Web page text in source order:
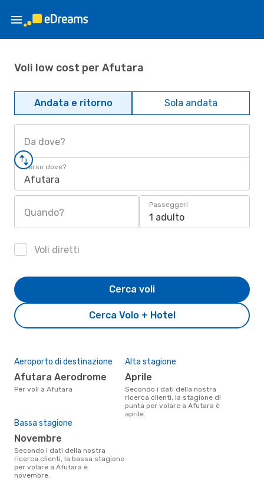
Voli low cost per Afutara
Andata e ritorno Sola andata
Da dove?
Verso dove?
Afutara
Quando?
Passeggeri
1 adulto
Voli diretti
Cerca Volo + Hotel
Cerca voli
Aeroporto di destinazione
Afutara Aerodrome
Per voli a Afutara
Alta stagione
aprile
Secondo i dati della nostra
ricerca clienti, la stagione di
punta per volare a Afutara è
aprile.
Bassa stagione
novembre
Secondo i dati della nostra
ricerca clienti, la bassa stagione
per volare a Afutara è
novembre.